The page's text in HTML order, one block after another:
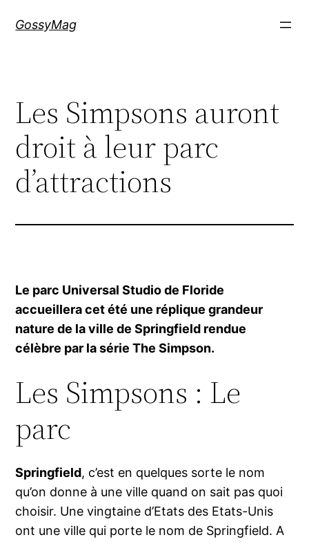
GossyMag
Les Simpsons auront
droit à leur parc
d’attractions
Le parc Universal Studio de Floride
accueillera cet été une réplique grandeur
nature de la ville de Springfield rendue
célèbre par la série The Simpson.
Les Simpsons : Le
parc
Springfield, c’est en quelques sorte le nom
qu’on donne à une ville quand on sait pas quoi
choisir. Une vingtaine d’Etats des Etats-Unis
ont une ville qui porte le nom de Springfield. A